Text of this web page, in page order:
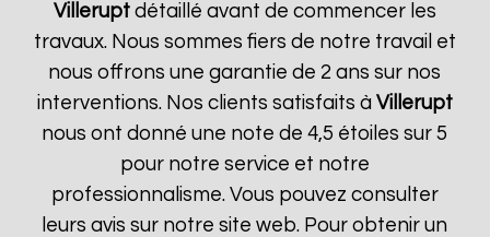
Villeruptdétaillé avant de commencer les
travaux. Nous sommes fiers de notre travail et
nous offrons une garantie de 2 ans sur nos
interventions. Nos clients satisfaits à Villerupt
nous ont donné une note de 4,5 étoiles sur 5
pour notre service et notre
professionnalisme. Vous pouvez consulter
leurs avis sur notre site web. Pour obtenir un